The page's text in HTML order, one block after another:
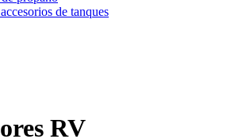
de tanques
RV